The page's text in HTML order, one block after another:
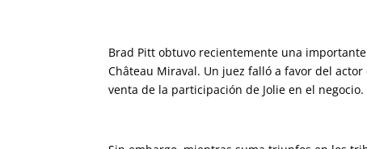
Brad Pitt obtuvo recientemente una
Château Miraval. Un juez falló a favor del
venta de la participación de Jolie en el negocio.